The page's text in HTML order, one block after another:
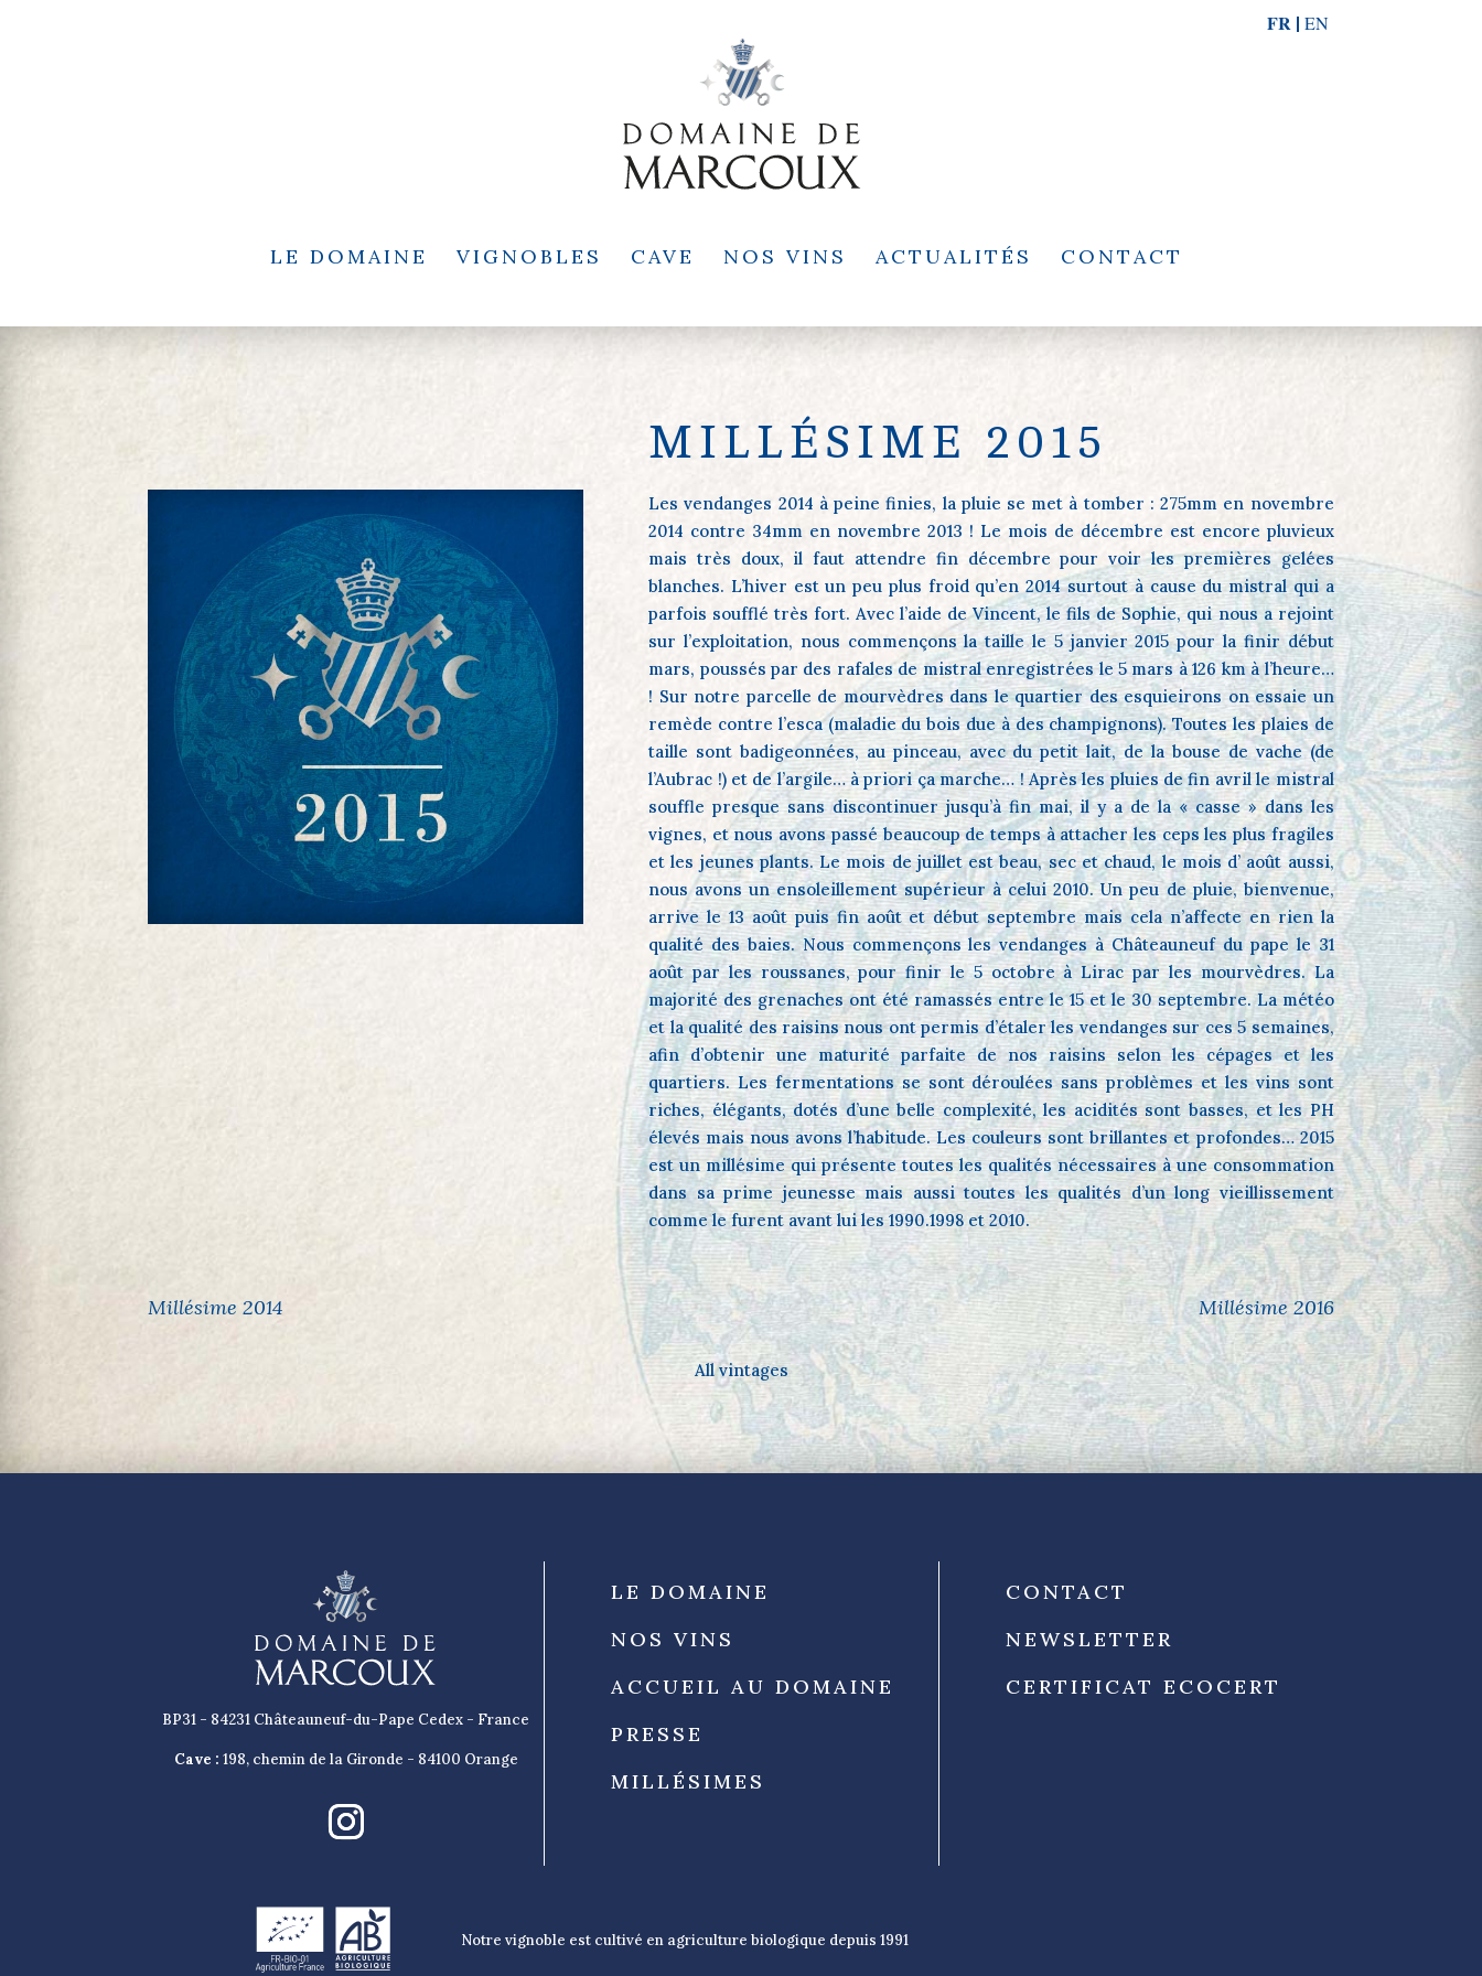
FR EN
LE DOMAINE VIGNOBLES CAVE NOS VINS ACTUALITÉS CONTACT
MILLÉSIME 2015
Les vendanges 2014 à peine finies, la pluie se met à tomber : 275mm en novembre
2014 contre 34mm en novembre 2013 ! Le mois de décembre est encore pluvieux
mais très doux, il faut attendre fin décembre pour voir les premières gelées
blanches. L’hiver est un peu plus froid qu’en 2014 surtout à cause du mistral qui a
parfois soufflé très fort. Avec l’aide de Vincent, le fils de Sophie, qui nous a rejoint
sur l’exploitation, nous commençons la taille le 5 janvier 2015 pour la finir début
mars, poussés par des rafales de mistral enregistrées le 5 mars à 126 km à l’heure…
! Sur notre parcelle de mourvèdres dans le quartier des esquieirons on essaie un
remède contre l’esca (maladie du bois due à des champignons). Toutes les plaies de
taille sont badigeonnées, au pinceau, avec du petit lait, de la bouse de vache (de
l’Aubrac !) et de l’argile… à priori ça marche… ! Après les pluies de fin avril le mistral
souffle presque sans discontinuer jusqu’à fin mai, il y a de la « casse » dans les
vignes, et nous avons passé beaucoup de temps à attacher les ceps les plus fragiles
et les jeunes plants. Le mois de juillet est beau, sec et chaud, le mois d’ août aussi,
nous avons un ensoleillement supérieur à celui 2010. Un peu de pluie, bienvenue,
arrive le 13 août puis fin août et début septembre mais cela n’affecte en rien la
qualité des baies. Nous commençons les vendanges à Châteauneuf du pape le 31
août par les roussanes, pour finir le 5 octobre à Lirac par les mourvèdres. La
majorité des grenaches ont été ramassés entre le 15 et le 30 septembre. La météo
et la qualité des raisins nous ont permis d’étaler les vendanges sur ces 5 semaines,
afin d’obtenir une maturité parfaite de nos raisins selon les cépages et les
quartiers. Les fermentations se sont déroulées sans problèmes et les vins sont
riches, élégants, dotés d’une belle complexité, les acidités sont basses, et les PH
élevés mais nous avons l’habitude. Les couleurs sont brillantes et profondes… 2015
est un millésime qui présente toutes les qualités nécessaires à une consommation
dans sa prime jeunesse mais aussi toutes les qualités d’un long vieillissement
comme le furent avant lui les 1990.1998 et 2010.
Millésime 2016
Millésime 2014
All vintages
BP31 - 84231 Châteauneuf-du-Pape Cedex - France
Cave : 198, chemin de la Gironde - 84100 Orange
LE DOMAINE
NOS VINS
ACCUEIL AU DOMAINE
PRESSE
MILLÉSIMES
CONTACT
NEWSLETTER
CERTIFICAT ECOCERT
Notre vignoble est cultivé en agriculture biologique depuis 1991